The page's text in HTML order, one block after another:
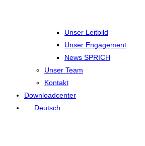
Unser Leitbild
Unser Engagement
News SPRICH
Unser Team
Kontakt
Downloadcenter
Deutsch